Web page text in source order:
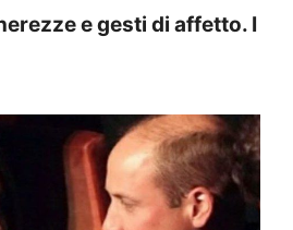
e gesti di affetto. I